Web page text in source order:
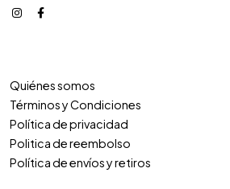
Quiénes somos
Términos y Condiciones
Política de privacidad
Politica de reembolso
Política de envíos y retiros